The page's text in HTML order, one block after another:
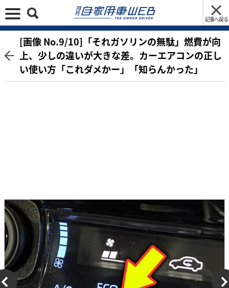
記事へ戻る
[画像 No.9/10]「それガソリンの無駄」燃費が向
上、少しの違いが大きな差。カーエアコンの正し
い使い方「これダメかー」「知らんかった」